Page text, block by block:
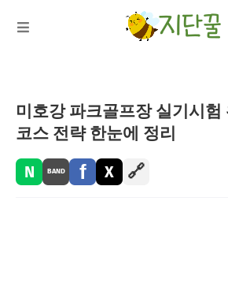
미호강 파크골프장 실기시험
코스 전략 한눈에 정리
N BAND f X 🔗